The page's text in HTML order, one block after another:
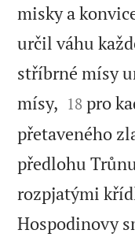
misky a
určil váhu
stříbrné mísy
mísy, 

18 pro
přetaveného
předlohu
rozpjatými
Hospodinovy